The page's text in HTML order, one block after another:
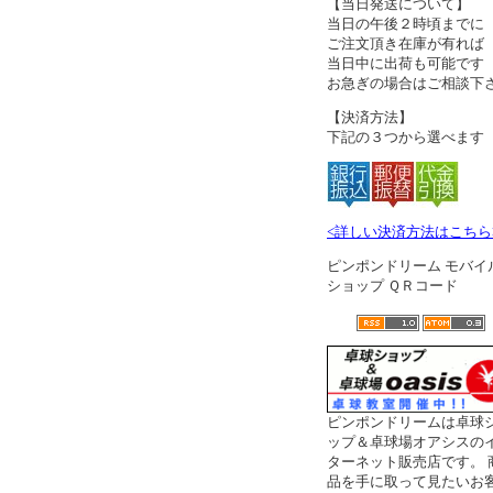
【当日発送について】
当日の午後２時頃までに
ご注文頂き在庫が有れば
当日中に出荷も可能です
お急ぎの場合はご相談下
【決済方法】
下記の３つから選べます
<詳しい決済方法はこち
ピンポンドリーム モバイ
ショップ ＱＲコード
ピンポンドリームは卓球
ップ＆卓球場オアシスの
ターネット販売店です。
品を手に取って見たいお